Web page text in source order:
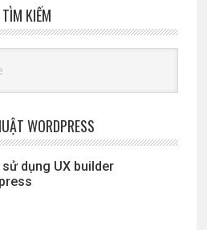
TÌM KIẾM
WORDPRESS
sử dụng UX builder